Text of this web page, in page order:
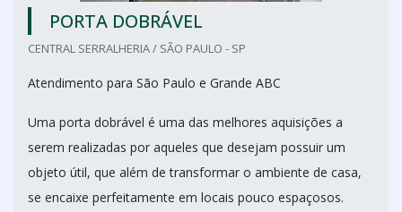
PORTA DOBRÁVEL
CENTRAL SERRALHERIA / SÃO PAULO - SP
Atendimento para São Paulo e Grande ABC
Uma porta dobrável é uma das melhores aquisições a
serem realizadas por aqueles que desejam possuir um
objeto útil, que além de transformar o ambiente de casa,
se encaixe perfeitamente em locais pouco espaçosos.